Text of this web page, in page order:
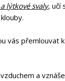
lýtkové svaly, učí
přemlouvat
a